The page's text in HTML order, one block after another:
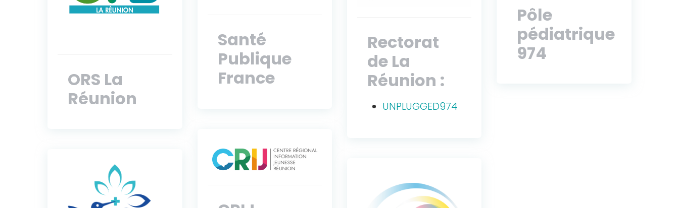
ORS La
Réunion
Santé
Publique
France
Rectorat
de La
Réunion :
UNPLUGGED974
Pôle
pédiatrique
974